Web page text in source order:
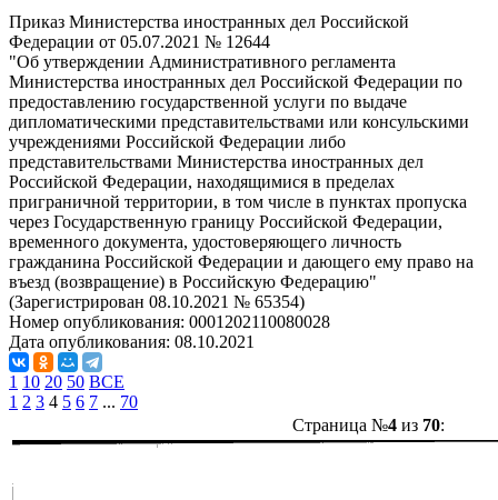
Приказ Министерства иностранных дел Российской
Федерации от 05.07.2021 № 12644
"Об утверждении Административного регламента
Министерства иностранных дел Российской Федерации по
предоставлению государственной услуги по выдаче
дипломатическими представительствами или консульскими
учреждениями Российской Федерации либо
представительствами Министерства иностранных дел
Российской Федерации, находящимися в пределах
приграничной территории, в том числе в пунктах пропуска
через Государственную границу Российской Федерации,
временного документа, удостоверяющего личность
гражданина Российской Федерации и дающего ему право на
въезд (возвращение) в Российскую Федерацию"
(Зарегистрирован 08.10.2021 № 65354)
Номер опубликования: 0001202110080028
Дата опубликования: 08.10.2021
1 10 20 50 ВСЕ
1 2 3 4 5 6 7 ... 70
Страница №4из 70: